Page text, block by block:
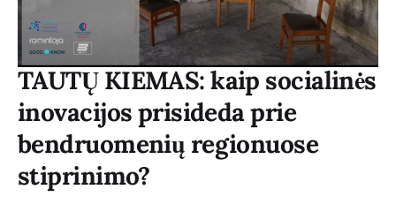
TAUTŲ KIEMAS: kaip socialinės
inovacijos prisideda prie
bendruomenių regionuose
stiprinimo?